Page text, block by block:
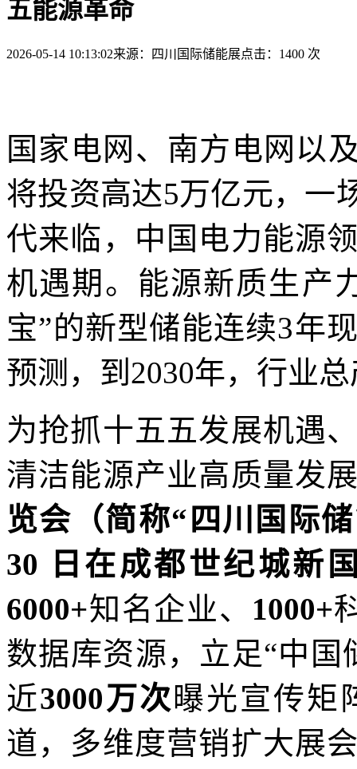
五能源革命
2026-05-14 10:13:02来源：四川国际储能展点击：1400 次
国家电网、南方电网以
将投资高达5万亿元，一
代来临，中国电力能源
机遇期。能源新质生产
宝”的新型储能连续3年
预测，到2030年，行业
为抢抓十五五发展机遇
清洁能源产业高质量发
览会 （简称“四川国际
30 日在成都世纪城新
6000+知名企业、 1000+
数据库资源，立足“中国
近3000万次 曝光宣传矩
道，多维度营销扩大展